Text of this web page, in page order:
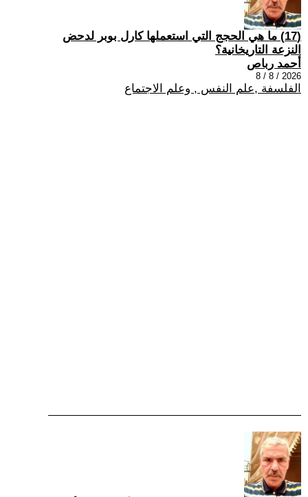
(17) ما هي الحجج التي استعملها كارل بوبر لدحض
النزعة التاريخانية؟
أحمد رباص
2026 / 8 / 8
الفلسفة ,علم النفس , وعلم الاجتماع